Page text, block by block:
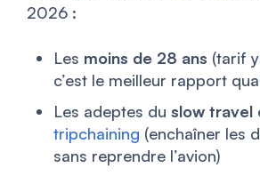
2026 :
Les moins de 28 ans (tarif
c’est le meilleur rapport
Les adeptes du slow travel
tripchaining (enchaîner les
sans reprendre l’avion)